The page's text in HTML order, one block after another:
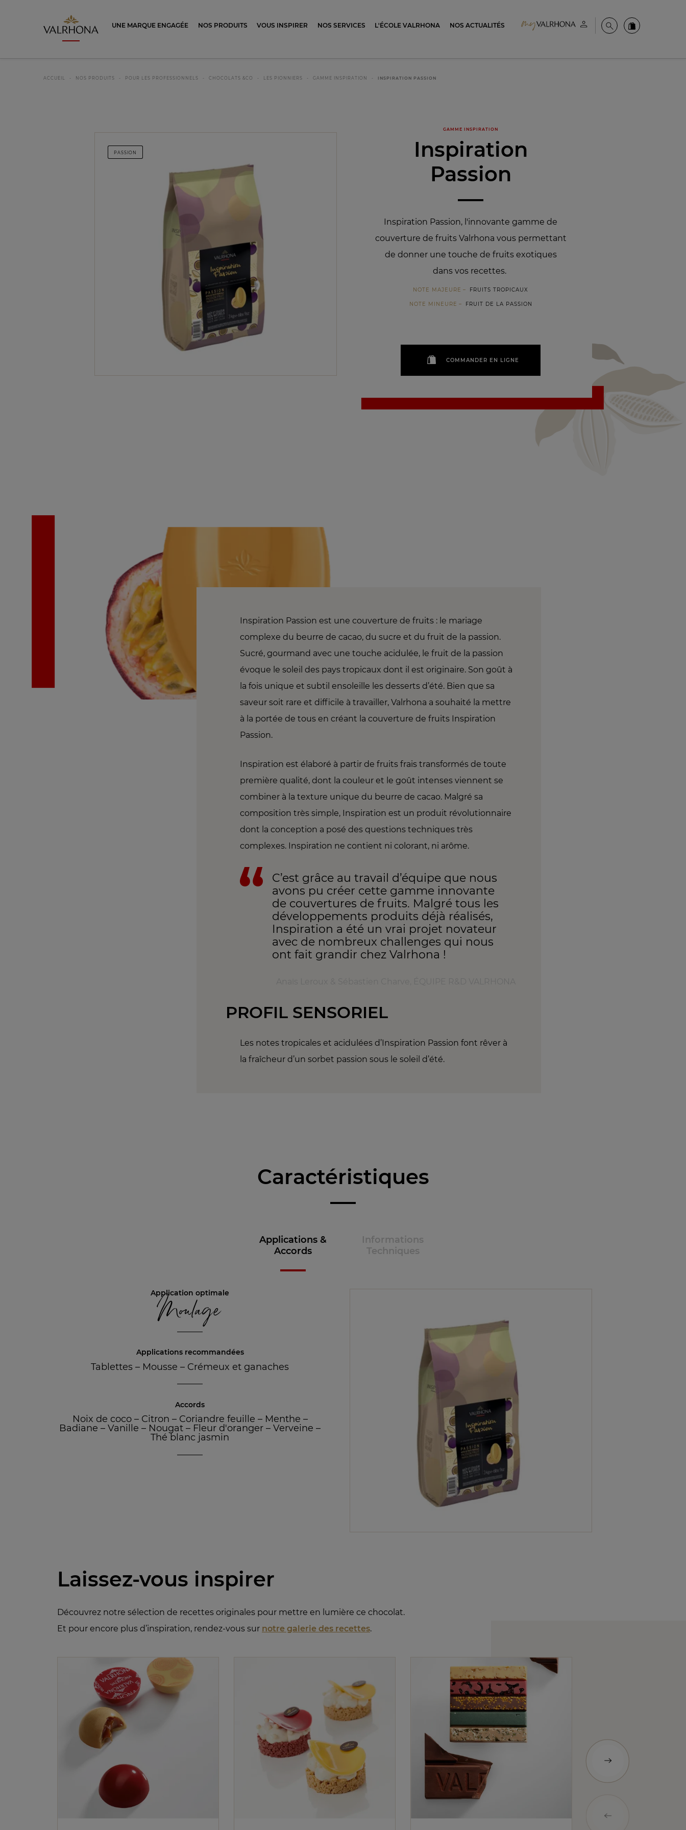
Valrhona - Imaginons le meilleur du chocolat
Espace client RechercheCommandez
UNE MARQUE ENGAGÉE NOS PRODUITS VOUS INSPIRER NOS SERVICES L'ÉCOLE VALRHONA NOS ACTUALITÉS
ACCUEIL NOS PRODUITS POUR LES PROFESSIONNELS CHOCOLATS &CO LES PIONNIERS GAMME INSPIRATION INSPIRATION PASSION
PASSION
GAMME INSPIRATION
Inspiration
Passion
Inspiration Passion, l'innovante gamme de
couverture de fruits Valrhona vous permettant
de donner une touche de fruits exotiques
dans vos recettes.
NOTE MAJEURE FRUITS TROPICAUX
NOTE MINEURE FRUIT DE LA PASSION
COMMANDER EN LIGNE
Inspiration Passion est une couverture de fruits : le mariage
complexe du beurre de cacao, du sucre et du fruit de la passion.
Sucré, gourmand avec une touche acidulée, le fruit de la passion
évoque le soleil des pays tropicaux dont il est originaire. Son goût à
la fois unique et subtil ensoleille les desserts d’été. Bien que sa
saveur soit rare et difficile à travailler, Valrhona a souhaité la mettre
à la portée de tous en créant la couverture de fruits Inspiration
Passion.
Inspiration est élaboré à partir de fruits frais transformés de toute
première qualité, dont la couleur et le goût intenses viennent se
combiner à la texture unique du beurre de cacao. Malgré sa
composition très simple, Inspiration est un produit révolutionnaire
dont la conception a posé des questions techniques très
complexes. Inspiration ne contient ni colorant, ni arôme.
C’est grâce au travail d’équipe que nous
avons pu créer cette gamme innovante
de couvertures de fruits. Malgré tous les
développements produits déjà réalisés,
Inspiration a été un vrai projet novateur
avec de nombreux challenges qui nous
ont fait grandir chez Valrhona !
PROFIL SENSORIEL
Les notes tropicales et acidulées d’Inspiration Passion font rêver à
la fraîcheur d’un sorbet passion sous le soleil d’été.
Caractéristiques
Applications &
Accords
Informations
Techniques
Application optimale
Moulage
Applications recommandées
Tablettes – Mousse – Crémeux et ganaches
Accords
Noix de coco– Citron – Coriandre feuille – Menthe –
Badiane – Vanille – Nougat – Fleur d'oranger – Verveine –
Thé blanc jasmin
Laissez-vous inspirer
Découvrez notre sélection de recettes originales pour mettre en lumière ce chocolat.
Et pour encore plus d’inspiration, rendez-vous sur notre galerie des recettes.